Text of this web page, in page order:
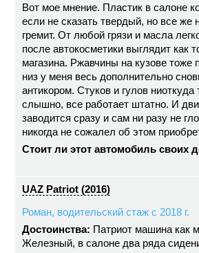
Вот мое мнение. Пластик в салоне
если не сказать твердый, но все же
гремит. От любой грязи и масла
после автокосметики выглядит как
магазина. Ржавчины на кузове тоже
низ у меня весь дополнительно
антикором. Стуков и гулов ниоткуда
слышно, все работает штатно. И
заводится сразу и сам ни разу не
никогда не сожалел об этом
Стоит ли этот автомобиль своих
UAZ Patriot (2016)
Роман, водительский стаж с 2018 г.
Достоинства: Патриот машина как
Железный, в салоне два ряда